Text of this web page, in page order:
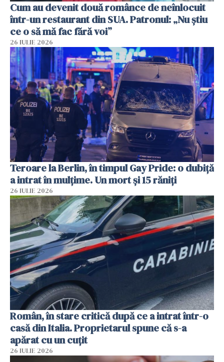
Cum au devenit două românce de neînlocuit
într-un restaurant din SUA. Patronul: „Nu știu
ce o să mă fac fără voi”
26 IULIE 2026
Teroare la Berlin, în timpul Gay Pride: o dubiță
a intrat în mulțime. Un mort și 15 răniți
26 IULIE 2026
Român, în stare critică după ce a intrat într-o
casă din Italia. Proprietarul spune că s-a
apărat cu un cuțit
26 IULIE 2026